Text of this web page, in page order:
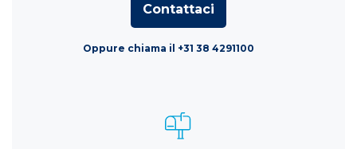
Contattaci
Oppure chiama il +31 38 4291100